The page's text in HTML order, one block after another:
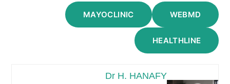
WEBMD
MAYOCLINIC
HEALTHLINE
Dr H. HANAFY